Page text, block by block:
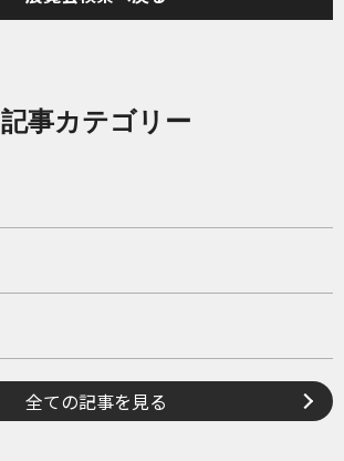
記事カテゴリー
全ての記事を見る